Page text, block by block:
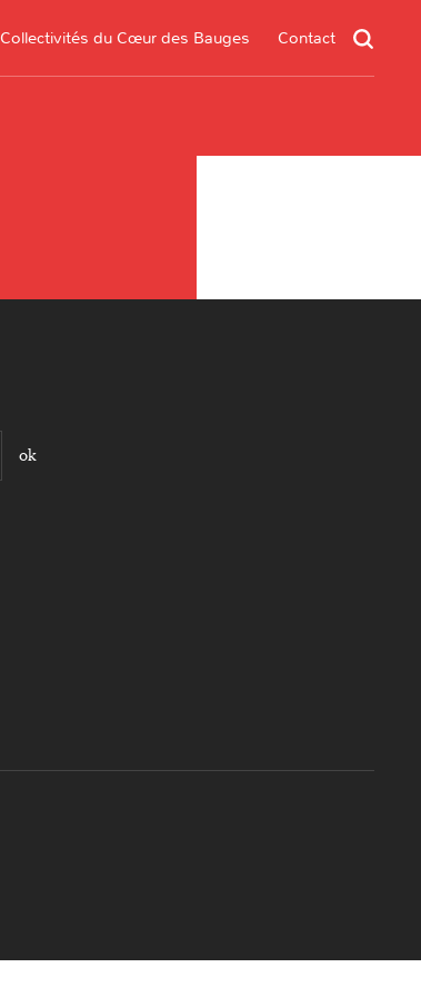
Collectivités du Cœur des Bauges Contact